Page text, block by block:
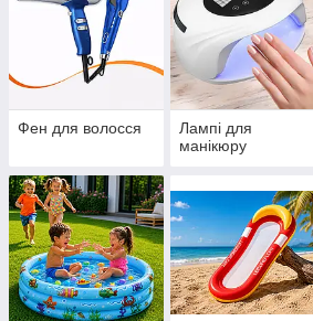
Фен для волосся
Лампі для
манікюру